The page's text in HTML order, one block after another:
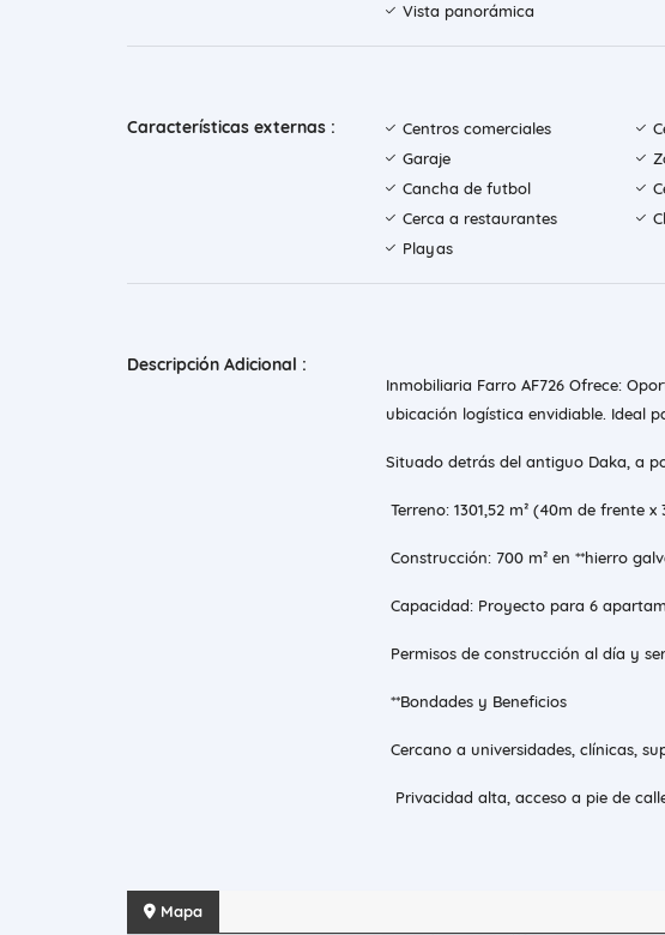
Vista panorámica
Características externas : Centros comerciales
Garaje
Cancha de futbol
Cerca a restaurantes
Playas
Descripción Adicional :
Inmobiliaria Farro AF726 Ofrece:
ubicación logística envidiable. Ideal
‎Situado detrás del antiguo Daka, a
Terreno: 1301,52 m² (40m de frente
Construcción: 700 m² en **hierro
Capacidad: Proyecto para 6
Permisos de construcción al día y
‎ **Bondades y Beneficios
Cercano a universidades, clínicas,
Privacidad alta, acceso a pie de
Mapa